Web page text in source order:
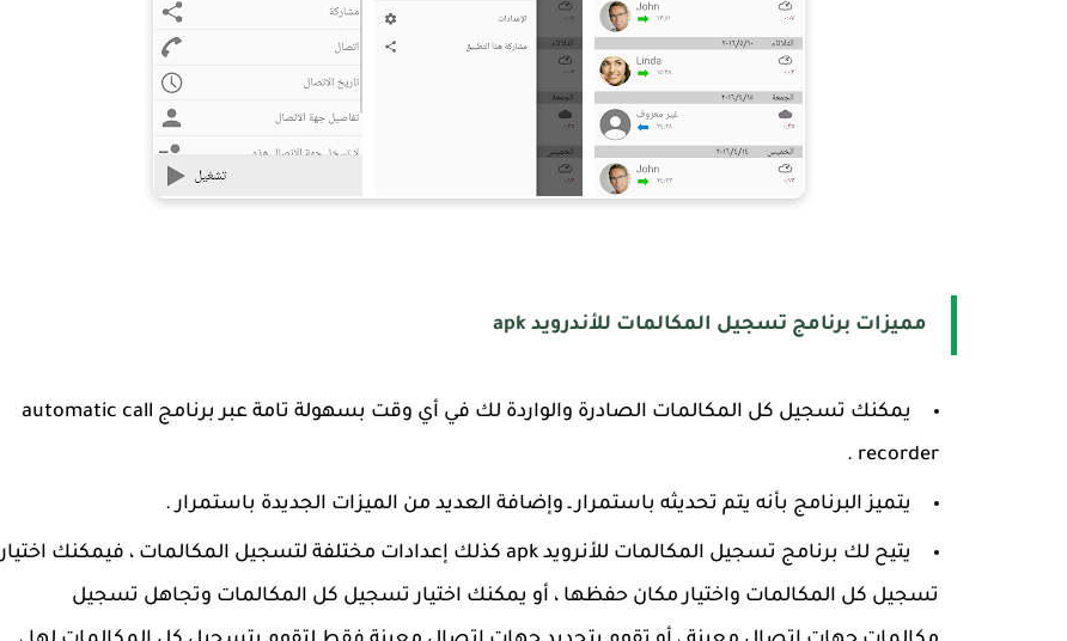
مميزات برنامج تسجيل المكالمات للأندرويد apk
يمكنك تسجيل كل المكالمات الصادرة والواردة لك في أي وقت بسهولة تامة عبر برنامج automatic call
recorder .
يتميز البرنامج بأنه يتم تحديثه باستمرار ـ وإضافة العديد من الميزات الجديدة باستمرار .
يتيح لك برنامج تسجيل المكالمات للأنرويد apk كذلك إعدادات مختلفة لتسجيل المكالمات ، فيمكنك اختيار
تسجيل كل المكالمات واختيار مكان حفظها ، أو يمكنك اختيار تسجيل كل المكالمات وتجاهل تسجيل